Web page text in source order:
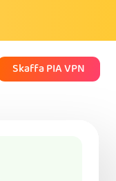
Skaffa PIA VPN